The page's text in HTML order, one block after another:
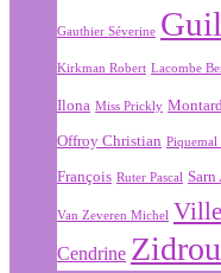
Gauthier Séverine
Kirkman Robert Lacombe
Ilona Miss Prickly
Offroy Christian
François Ruter Pascal Sarn
Van Zeveren Michel
Cendrine Zidrou